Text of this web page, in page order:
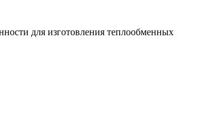
для изготовления теплообменных